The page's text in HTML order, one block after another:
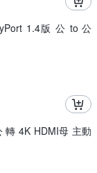
1.4版 公 to 公
轉 4K HDMI母 主動